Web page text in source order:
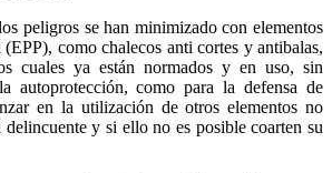
peligros se han minimizado con elementos
como chalecos anti cortes y antibalas,
cuales ya están normados y en uso, sin
autoprotección, como para la defensa de
en la utilización de otros elementos no
delincuente y si ello no es posible coarten su